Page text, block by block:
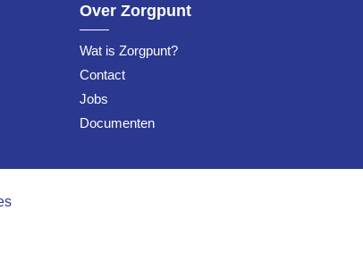
Over Zorgpunt
Wat is Zorgpunt?
Contact
Jobs
Documenten